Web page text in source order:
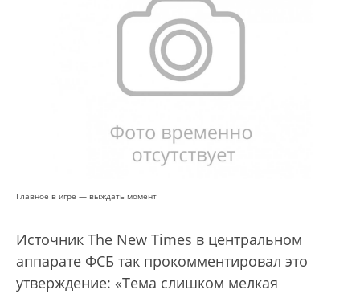
Главное в игре — выждать момент
Источник The New Times в центральном
аппарате ФСБ так прокомментировал это
утверждение: «Тема слишком мелкая